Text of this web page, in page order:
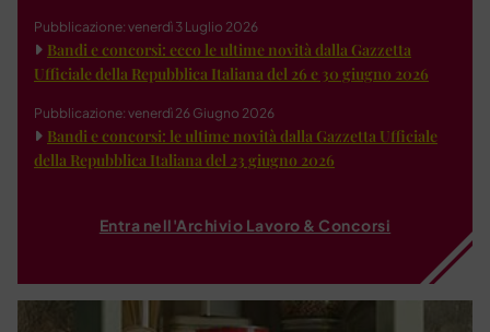
Pubblicazione: venerdì 3 Luglio 2026
Bandi e concorsi: ecco le ultime novità dalla Gazzetta
Ufficiale della Repubblica Italiana del 26 e 30 giugno 2026
Pubblicazione: venerdì 26 Giugno 2026
Bandi e concorsi: le ultime novità dalla Gazzetta Ufficiale
della Repubblica Italiana del 23 giugno 2026
Entra nell'Archivio Lavoro & Concorsi